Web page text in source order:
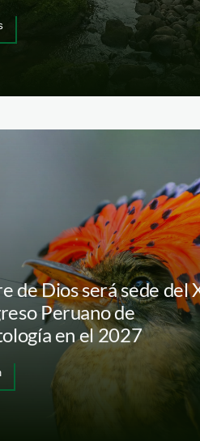
de Dios será sede del
Peruano de
en el 2027